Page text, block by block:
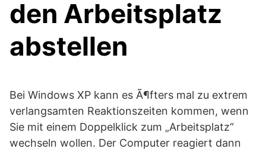
den Arbeitsplatz
abstellen
Bei Windows XP kann es Ã¶fters mal zu extrem
verlangsamten Reaktionszeiten kommen, wenn
Sie mit einem Doppelklick zum „Arbeitsplatz“
wechseln wollen. Der Computer reagiert dann